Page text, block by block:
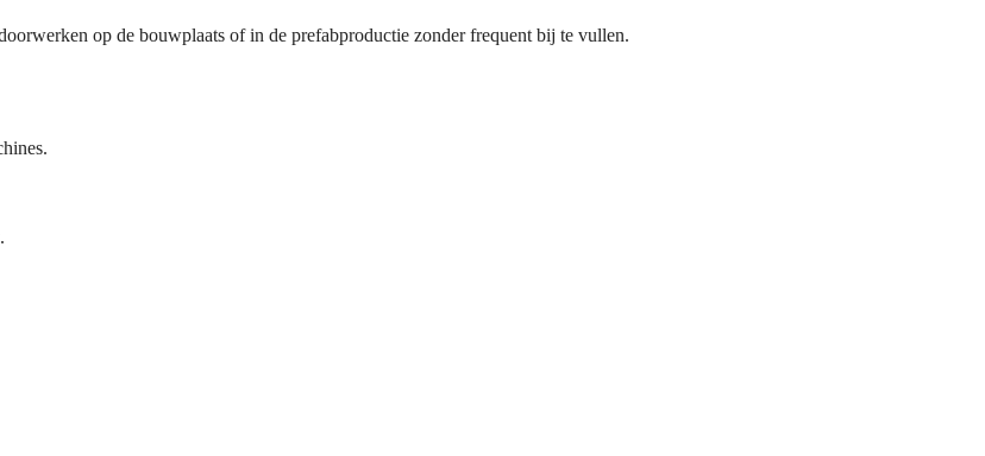
op de bouwplaats of in de prefabproductie zonder frequent bij te vullen.